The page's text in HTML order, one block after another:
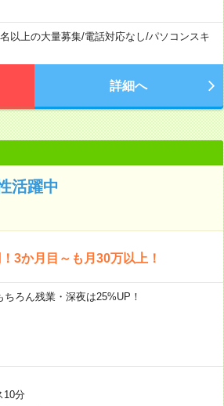
以上の大量募集/電話対応なし/パソコンスキ
詳細へ
活躍中
3か月目～も月30万以上！
ろん残業・深夜は25%UP！
10分